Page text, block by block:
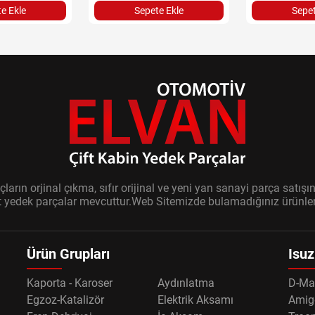
Ekle Sepete Ekle
orjinal çıkma, sıfır orijinal ve yeni yan sanayi parça
parçalar mevcuttur.Web Sitemizde bulamadığınız
Ürün Grupları
Kaporta - Karoser
Aydınlatma
Egzoz-Katalizör
Elektrik Aksamı
D-